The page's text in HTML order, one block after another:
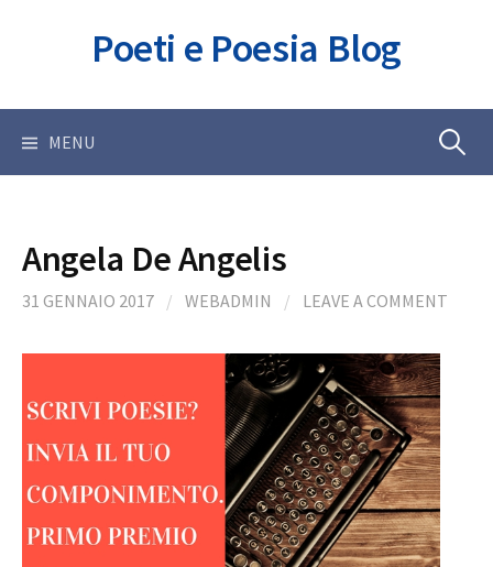
Poeti e Poesia Blog
MENU Ricerca
Angela De Angelis
31 GENNAIO 2017 / WEBADMIN / LEAVE A COMMENT